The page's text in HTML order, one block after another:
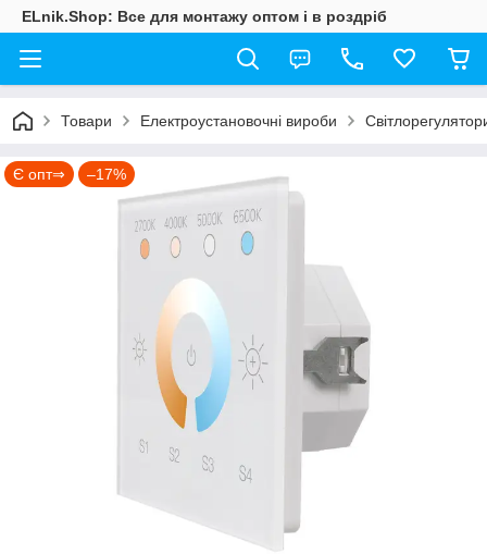
ELnik.Shop: Все для монтажу оптом і в роздріб
Товари Електроустановочні вироби
Є опт⇒ –17%